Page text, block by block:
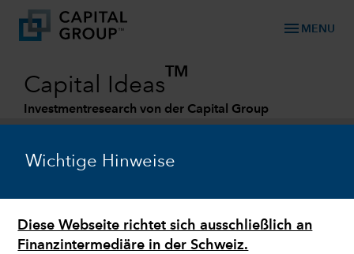
Wichtige Hinweise
Diese Webseite richtet sich ausschließlich an
Finanzintermediäre in der Schweiz.
menu MENU
Capital Ideas
TM
Investmentresearch von der Capital Group